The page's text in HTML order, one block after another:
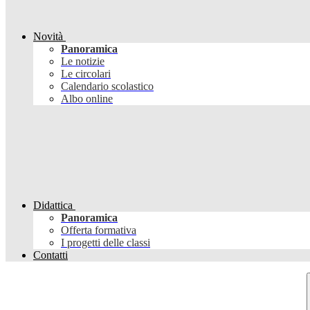
Novità
Panoramica
Le notizie
Le circolari
Calendario scolastico
Albo online
Didattica
Panoramica
Offerta formativa
I progetti delle classi
Contatti